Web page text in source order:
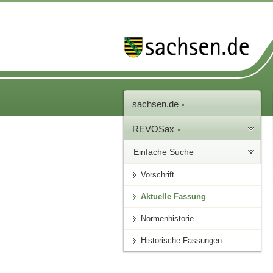
sachsen.de
REVOSax
Einfache Suche
Vorschrift
Aktuelle Fassung
Normenhistorie
Historische Fassungen